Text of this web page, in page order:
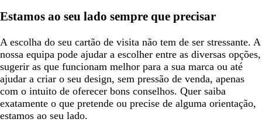
Estamos ao seu lado sempre que precisar
A escolha do seu cartão de visita não tem de ser stressante. A
nossa equipa pode ajudar a escolher entre as diversas opções,
sugerir as que funcionam melhor para a sua marca ou até
ajudar a criar o seu design, sem pressão de venda, apenas
com o intuito de oferecer bons conselhos. Quer saiba
exatamente o que pretende ou precise de alguma orientação,
estamos ao seu lado.